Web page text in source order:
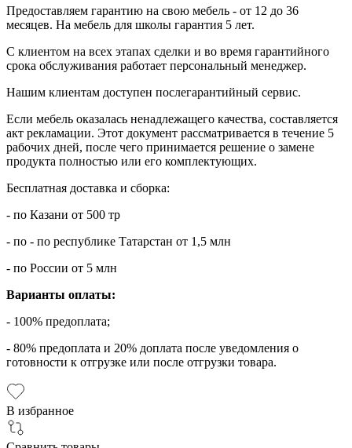
Предоставляем гарантию на свою мебель - от 12 до 36
месяцев. На мебель для школы гарантия 5 лет.
С клиентом на всех этапах сделки и во время гарантийного
срока обслуживания работает персональный менеджер.
Нашим клиентам доступен послегарантийный сервис.
Если мебель оказалась ненадлежащего качества, составляется
акт рекламации. Этот документ рассматривается в течение 5
рабочих дней, после чего принимается решение о замене
продукта полностью или его комплектующих.
Бесплатная доставка и сборка:
- по Казани от 500 тр
- по - по республике Татарстан от 1,5 млн
- по России от 5 млн
Варианты оплаты:
- 100% предоплата;
- 80% предоплата и 20% доплата после уведомления о
готовности к отгрузке или после отгрузки товара.
В избранное